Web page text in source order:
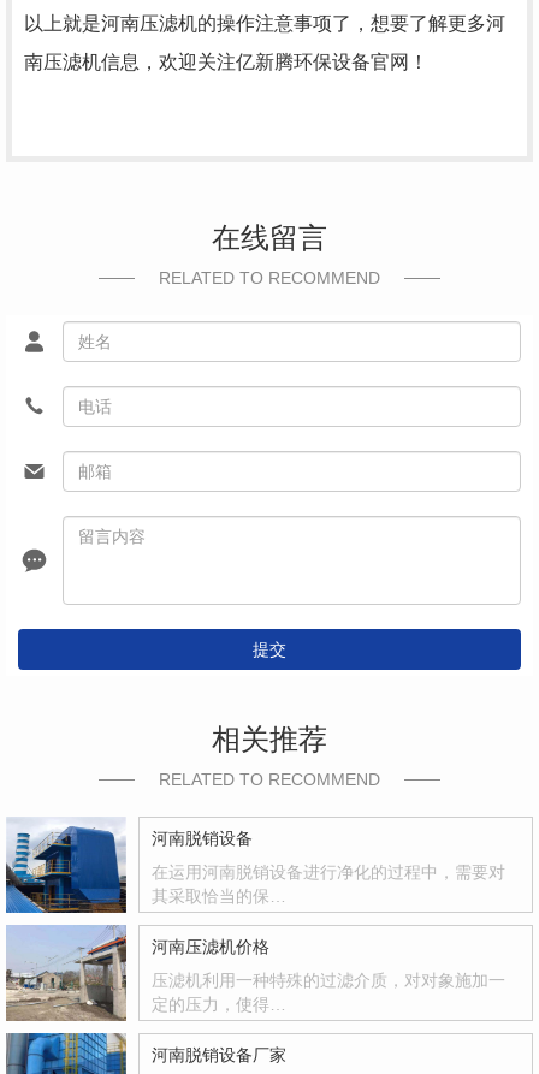
以上就是河南压滤机的操作注意事项了，想要了解更多河
南压滤机信息，欢迎关注亿新腾环保设备官网！
在线留言
RELATED TO RECOMMEND
提交
相关推荐
RELATED TO RECOMMEND
河南脱销设备
在运用河南脱销设备进行净化的过程中，需要对
其采取恰当的保…
河南压滤机价格
压滤机利用一种特殊的过滤介质，对对象施加一
定的压力，使得…
河南脱销设备厂家